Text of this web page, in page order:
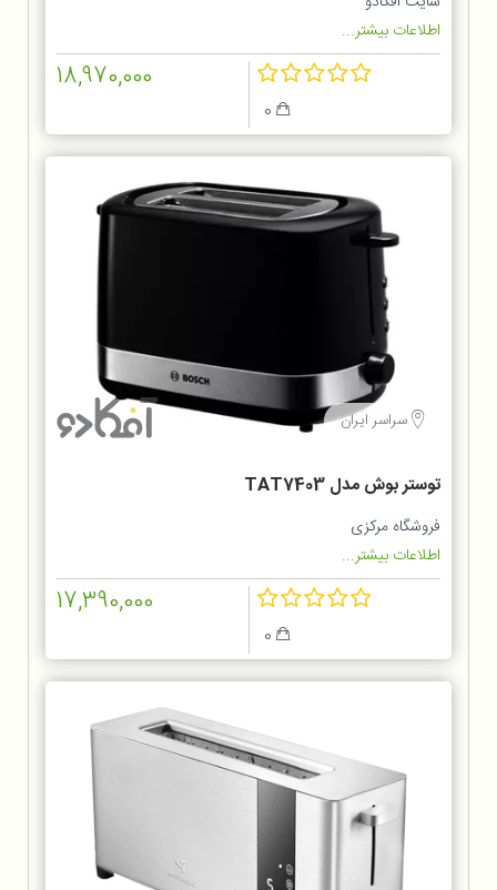
اطلاعات بیشتر...
18,970,000
سراسر ایران
توستر بوش مدل TAT7403
فروشگاه مرکزی
اطلاعات بیشتر...
17,390,000